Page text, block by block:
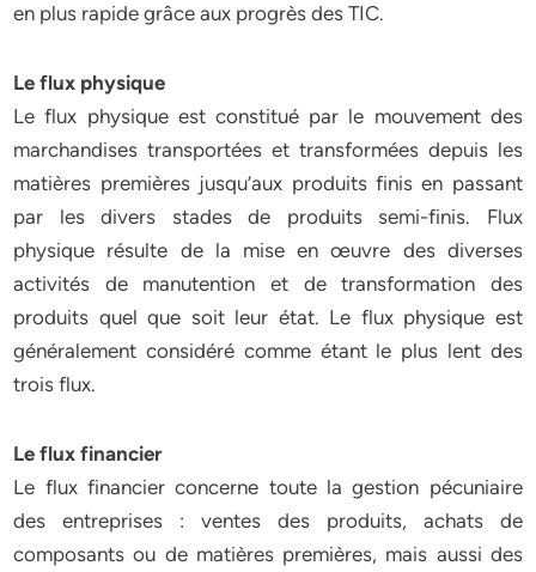
en plus rapide grâce aux progrès des TIC.
Le flux physique
Le flux physique est constitué par le mouvement des
marchandises transportées et transformées depuis les
matières premières jusqu’aux produits finis en passant
par les divers stades de produits semi-finis. Flux
physique résulte de la mise en œuvre des diverses
activités de manutention et de transformation des
produits quel que soit leur état. Le flux physique est
généralement considéré comme étant le plus lent des
trois flux.
Le flux financier
Le flux financier concerne toute la gestion pécuniaire
des entreprises : ventes des produits, achats de
composants ou de matières premières, mais aussi des